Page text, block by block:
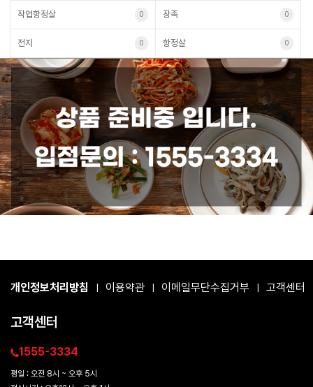
작업항정살 0 장족 0
전지 0 항정살 0
개인정보처리방침 이용약관 이메일무단수집거부 고객센터
고객센터
1555-3334
평일 : 오전 8시 ~ 오후 5시